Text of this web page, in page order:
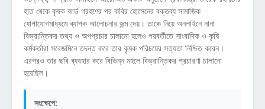
হাত থেকে কৃষক কার্ড গ্রহণের পর কবির হোসেনের বক্তব্য সামাজিক
যোগাযোগমাধ্যমে ব্যাপক আলোচনার জন্ম দেয়। তাকে নিয়ে অনলাইনে নানা
বিভ্রান্তিকর তথ্য ও অপপ্রচার চালানো হলেও পরবর্তীতে সাংবাদিক ও কৃষি
কর্মকর্তারা সরেজমিনে তদন্ত করে তার কৃষক পরিচয়ের সত্যতা নিশ্চিত করেন।
এরপরও তার ছবি ব্যবহার করে বিভিন্ন মহলে বিভ্রান্তিকর প্রচারণা চালানো
হয়েছিল।
সংক্ষেপে: